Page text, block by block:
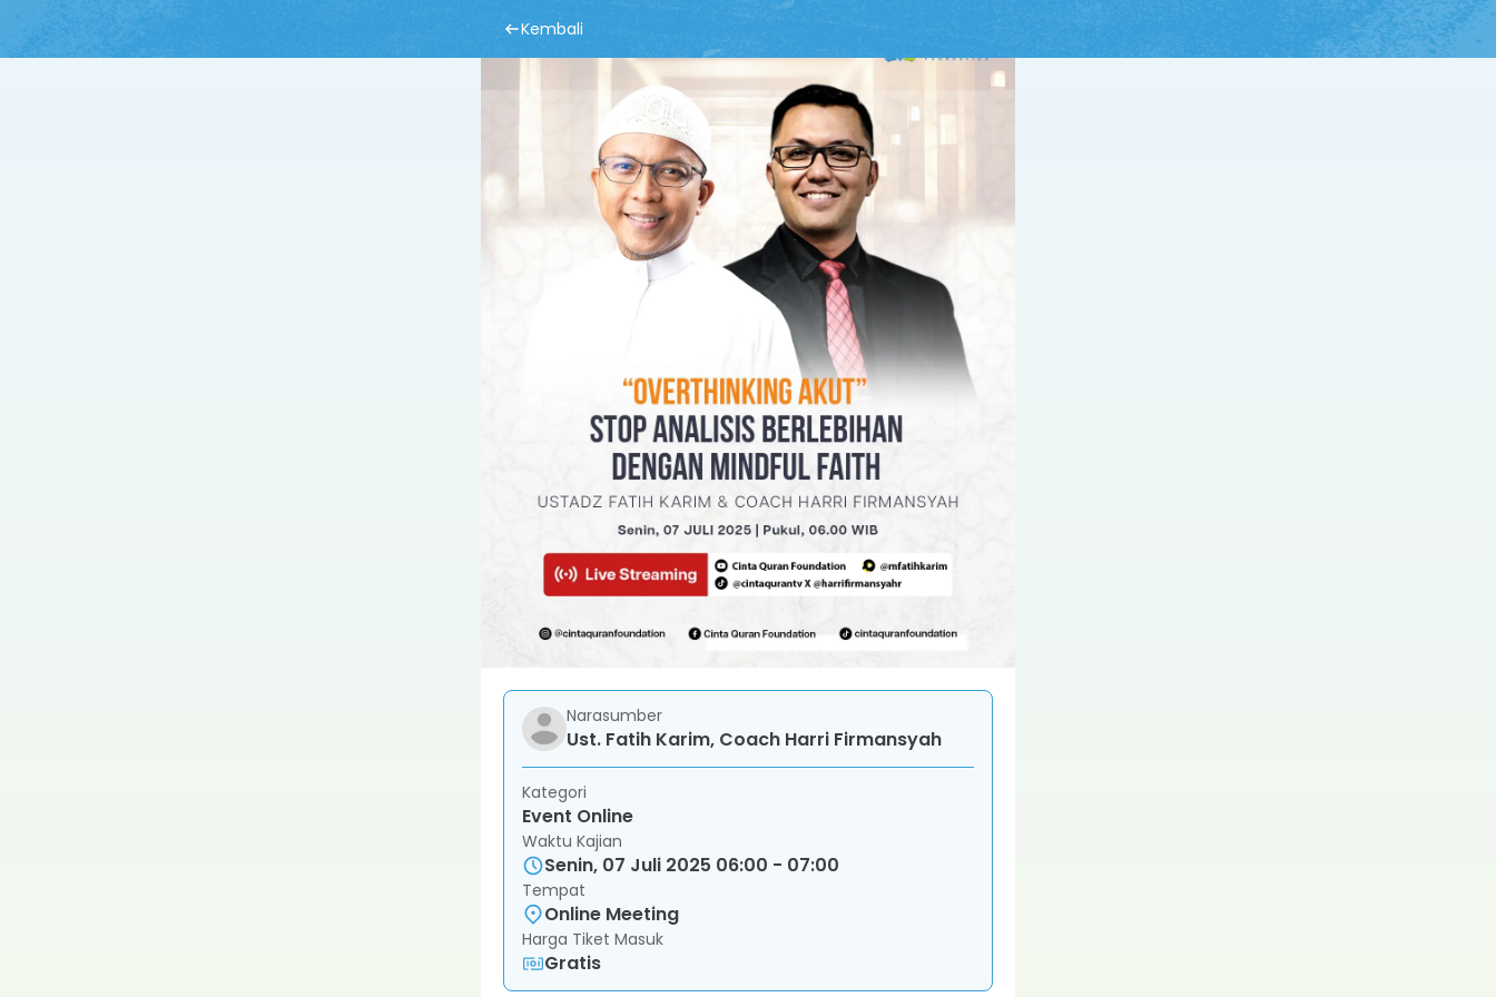
Kembali
Narasumber
Ust. Fatih Karim, Coach Harri Firmansyah
Kategori
Event Online
Waktu Kajian
Senin, 07 Juli 2025 06:00 - 07:00
Tempat
Online Meeting
Harga Tiket Masuk
Gratis